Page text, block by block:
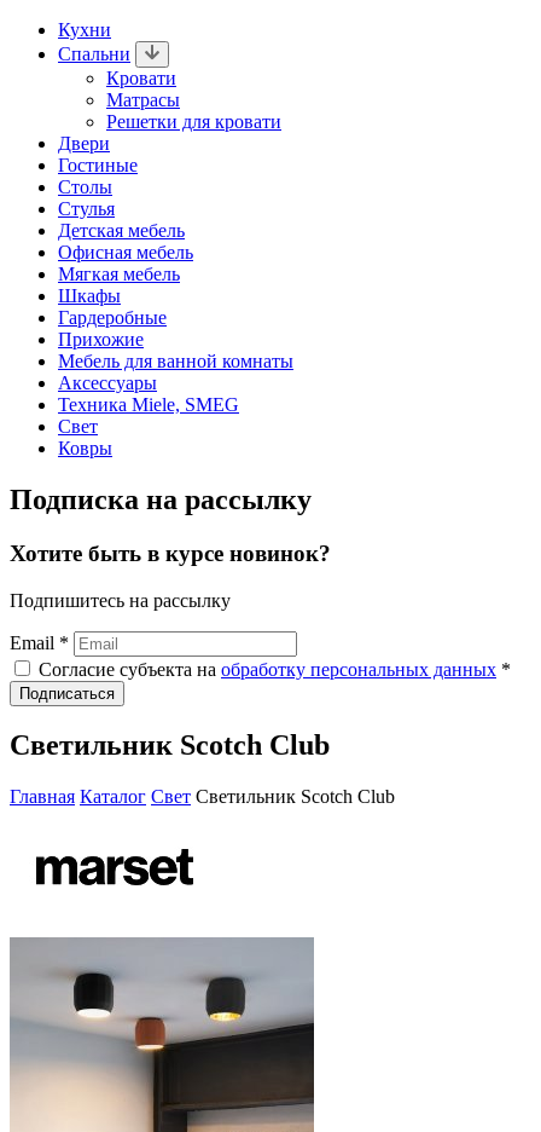
Кухни
Спальни
Кровати
Матрасы
Решетки для кровати
Двери
Гостиные
Столы
Стулья
Детская мебель
Офисная мебель
Мягкая мебель
Шкафы
Гардеробные
Прихожие
Мебель для ванной комнаты
Аксессуары
Техника Miele, SMEG
Свет
Ковры
Подписка на рассылку
Хотите быть в курсе новинок?
Подпишитесь на рассылку
Email *
Согласие субъекта на обработку персональных данных *
Подписаться
Светильник Scotch Club
Главная Каталог Свет Светильник Scotch Club